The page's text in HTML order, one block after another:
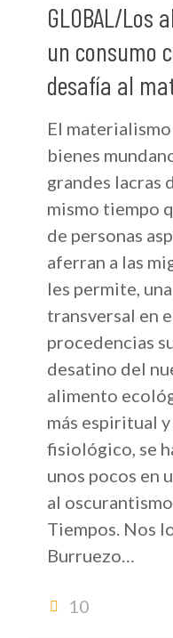
GLOBAL/Los
un consumo
desafía al
El
bienes
grandes lacras
mismo tiempo
de personas
aferran a las
les permite,
transversal en
procedencias
desatino del
alimento
más espiritual
fisiológico, se
unos pocos en
al
Tiempos. Nos
Burruezo…
10